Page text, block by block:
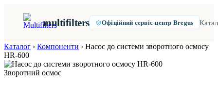
multifilters Офіційний сервіс-центр Bregus
Каталог › Компоненти › Насос до системи зворотного осмосу
HR-600
Зворотний осмос